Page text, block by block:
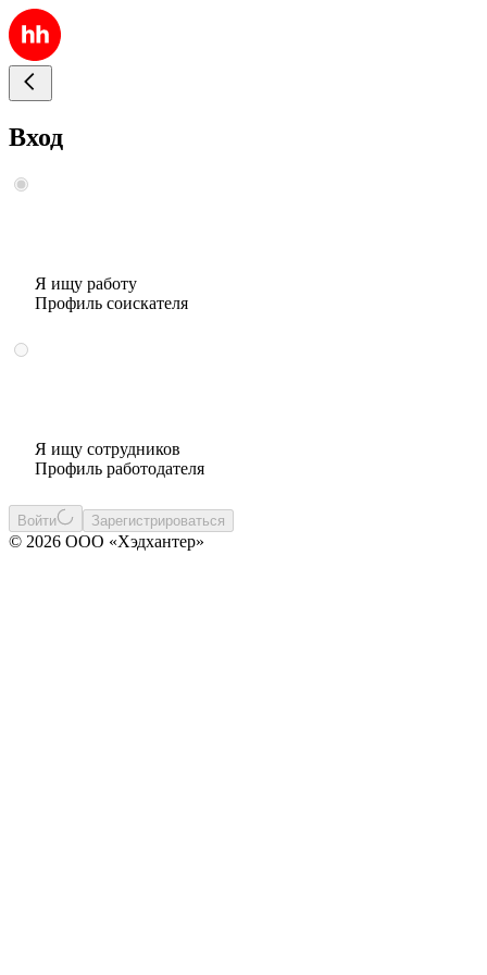
Вход
Я ищу работу
Профиль соискателя
Я ищу сотрудников
Профиль работодателя
Войти Зарегистрироваться
© 2026 ООО «Хэдхантер»